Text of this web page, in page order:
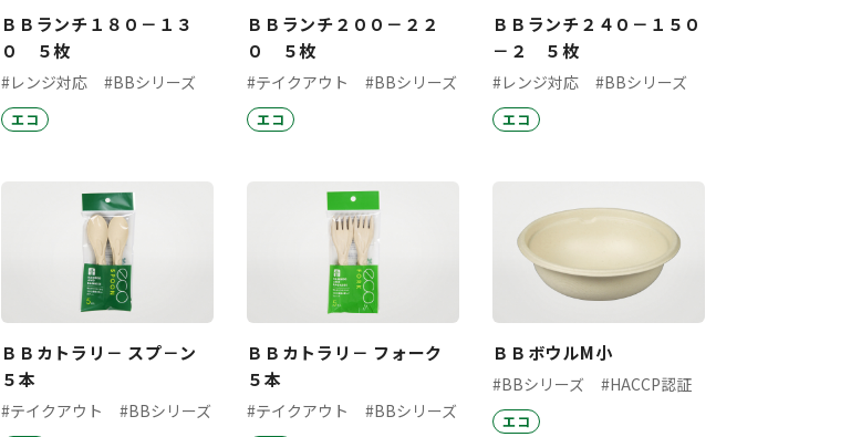
ＢＢランチ１８０－１３
０ ５枚
#レンジ対応 #BBシリーズ
エコ
ＢＢランチ２００－２２
０ ５枚
#テイクアウト #BBシリーズ
エコ
ＢＢランチ２４０－１５０
－２ ５枚
#レンジ対応 #BBシリーズ
エコ
ＢＢカトラリ－ スプ－ン
５本
#テイクアウト #BBシリーズ
ＢＢカトラリ－ フォーク
５本
#テイクアウト #BBシリーズ
ＢＢボウルM小
#BBシリーズ #HACCP認証
エコ